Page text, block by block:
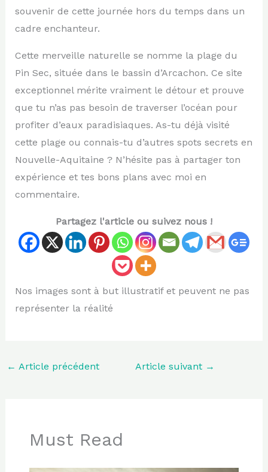
souvenir de cette journée hors du temps dans un
cadre enchanteur.
Cette merveille naturelle se nomme la plage du
Pin Sec, située dans le bassin d’Arcachon. Ce site
exceptionnel mérite vraiment le détour et prouve
que tu n’as pas besoin de traverser l’océan pour
profiter d’eaux paradisiaques. As-tu déjà visité
cette plage ou connais-tu d’autres spots secrets en
Nouvelle-Aquitaine ? N’hésite pas à partager ton
expérience et tes bons plans avec moi en
commentaire.
Partagez l'article ou suivez nous !
Nos images sont à but illustratif et peuvent ne pas
représenter la réalité
← Article précédent Article suivant →
Must Read